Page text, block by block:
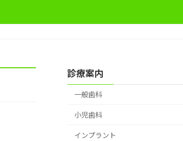
診療案内
一般歯科
小児歯科
インプラント